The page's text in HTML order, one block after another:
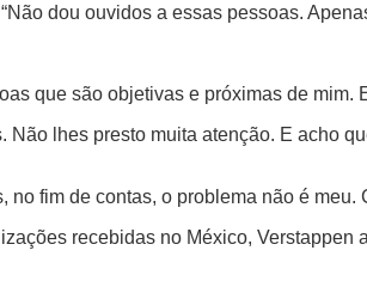
dou ouvidos a essas pessoas.
que são objetivas e próximas de mim.
lhes presto muita atenção. E acho
fim de contas, o problema não é
recebidas no México, Verstappen